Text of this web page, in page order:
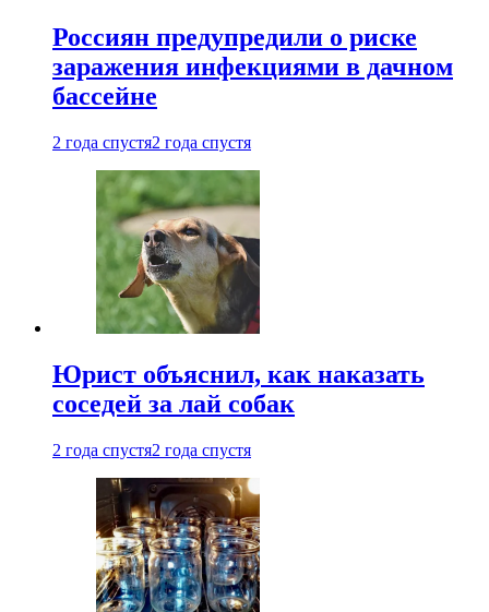
Россиян предупредили о риске
заражения инфекциями в дачном
бассейне
2 года спустя2 года спустя
Юрист объяснил, как наказать
соседей за лай собак
2 года спустя2 года спустя